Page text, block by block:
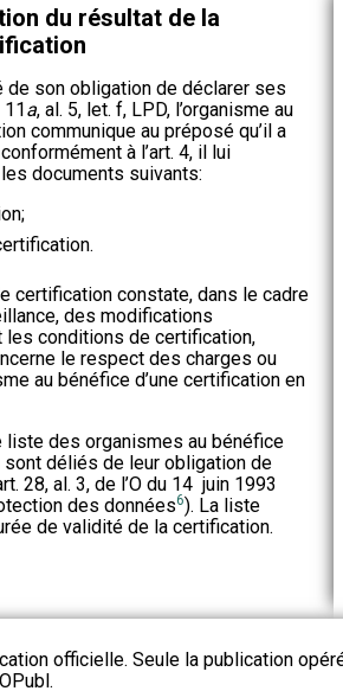
du résultat de la
de son obligation de déclarer ses
11a, al. 5, let. f, LPD, l’organisme au
communique au préposé qu’il a
à l’art. 4, il lui
documents suivants:
certification constate, dans le cadre
des modifications
conditions de certification,
le respect des charges ou
au bénéfice d’une certification en
liste des organismes au bénéfice
sont déliés de leur obligation de
28, al. 3, de l’O du 14 juin 1993
des données6). La liste
de validité de la certification.
officielle. Seule la publication